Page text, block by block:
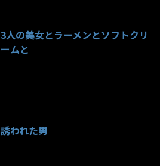
3人の美女とラーメンとソフトクリ
ームと
誘われた男